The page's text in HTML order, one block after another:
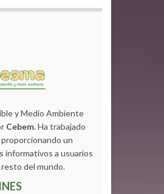
y Medio Ambiente
Cebem. Ha trabajado
un
informativos a usuarios
resto del mundo.